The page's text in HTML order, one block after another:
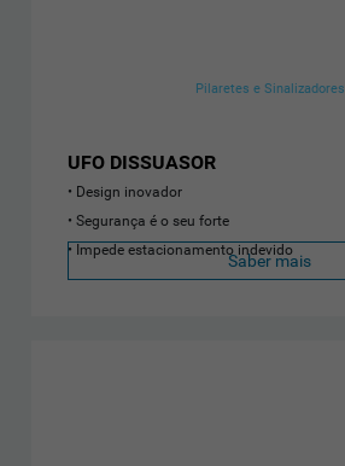
Pilaretes e Sinalizadores
UFO DISSUASOR
Design inovador
Segurança é o seu forte
Impede estacionamento indevido
Saber mais